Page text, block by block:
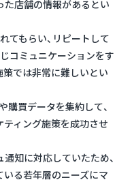
た店舗の情報があるとい
てもらい、リピートして
コミュニケーションをす
では非常に難しいとい
購買データを集約して、
ィング施策を成功させ
知に対応していたため、
る若年層のニーズにマ